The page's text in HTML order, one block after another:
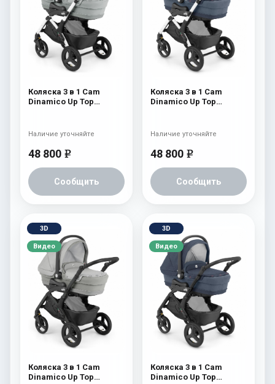
Коляска 3 в 1 Cam
Dinamico Up Top
48 800 e
Сообщить
Наличие уточняйте
Коляска 3 в 1 Cam
Dinamico Up Top
48 800 e
Сообщить
Наличие уточняйте
3D
Видео
Коляска 3 в 1 Cam
Dinamico Up Top
3D
Видео
Коляска 3 в 1 Cam
Dinamico Up Top